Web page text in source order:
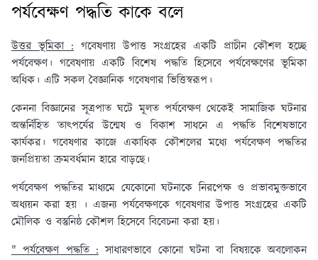
পর্যবেক্ষণ পদ্ধতি কাকে বলে
উত্তর ভূমিকা : গবেষণায় উপাত্ত সংগ্রহের একটি প্রাচীন কৌশল হচ্ছে
পর্যবেক্ষণ। গবেষণায় একটি বিশেষ পদ্ধতি হিসেবে পর্যবেক্ষণের ভূমিকা
অধিক। এটি সকল বৈজ্ঞানিক গবেষণার ভিত্তিস্বরূপ।
কেননা বিজ্ঞানের সূত্রপাত ঘটে মূলত পর্যবেক্ষণ থেকেই সামাজিক ঘটনার
অন্তর্নিহিত তাৎপর্যের উন্মেষ ও বিকাশ সাধনে এ পদ্ধতি বিশেষভাবে
কার্যকর। গবেষণার কাজে একাধিক কৌশলের মধ্যে পর্যবেক্ষণ পদ্ধতির
জনপ্রিয়তা ক্রমবর্ধমান হারে বাড়ছে।
পর্যবেক্ষণ পদ্ধতির মাধ্যমে যেকোনো ঘটনাকে নিরপেক্ষ ও প্রভাবমুক্তভাবে
অধ্যয়ন করা হয় । এজন্য পর্যবেক্ষণকে গবেষণার উপাত্ত সংগ্রহের একটি
মৌলিক ও বস্তুনিষ্ঠ কৌশল হিসেবে বিবেচনা করা হয়।
" পর্যবেক্ষণ পদ্ধতি : সাধারণভাবে কোনো ঘটনা বা বিষয়কে অবলোকন